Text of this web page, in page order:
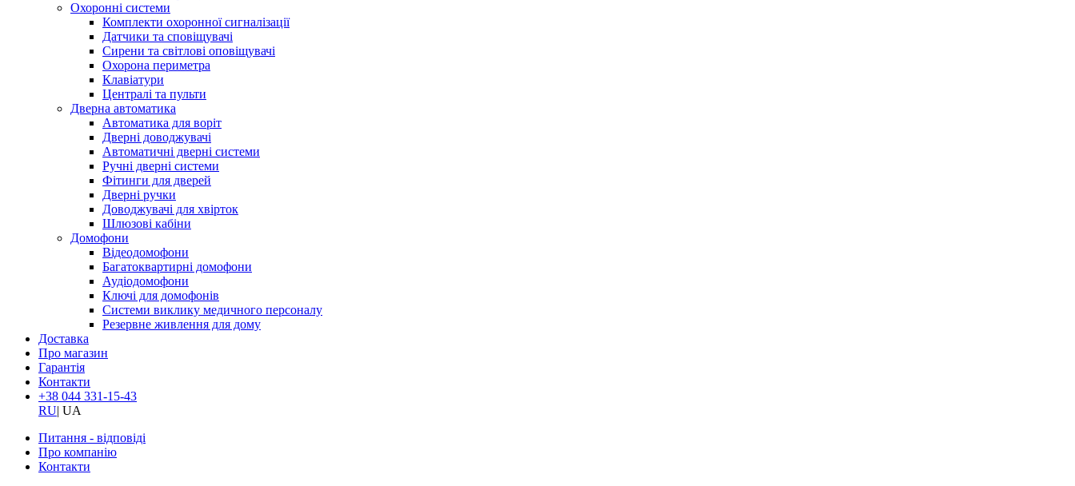
Охоронні системи
Комплекти охоронної сигналізації
Датчики та сповіщувачі
Сирени та світлові оповіщувачі
Охорона периметра
Клавіатури
Централі та пульти
Дверна автоматика
Автоматика для воріт
Дверні доводжувачі
Автоматичні дверні системи
Ручні дверні системи
Фітинги для дверей
Дверні ручки
Доводжувачі для хвірток
Шлюзові кабіни
Домофони
Відеодомофони
Багатоквартирні домофони
Аудіодомофони
Ключі для домофонів
Системи виклику медичного персоналу
Резервне живлення для дому
Доставка
Про магазин
Гарантія
Контакти
+38 044 331-15-43
RU| UA
Питання - відповіді
Про компанію
Контакти